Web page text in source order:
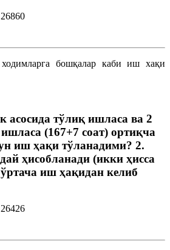
бошқалар каби иш хақи
асосида тўлиқ ишласа ва 2
(167+7 соат) ортиқча
иш ҳақи тўланадими? 2.
ҳисобланади (икки ҳисса
иш ҳақидан келиб